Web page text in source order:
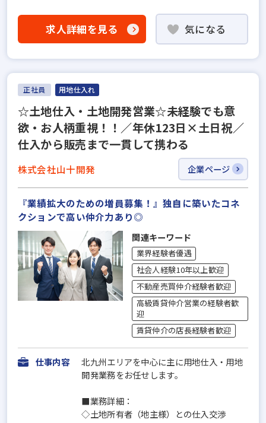
求人詳細を見る 気になる
正社員 用地仕入れ
☆土地仕入・土地開発営業☆未経験でも意
欲・お人柄重視！！／年休123日×土日祝／
仕入から販売まで一貫して携わる
株式会社山十開発 企業ページ
『業績拡大のための増員募集！』独自に築いたコネ
クションで高い仲介力あり◎
関連キーワード
業界経験者優遇
社会人経験10年以上歓迎
不動産売買仲介経験者歓迎
高級賃貸仲介営業の経験者歓
迎
賃貸仲介の店長経験者歓迎
仕事内容
北九州エリアを中心に主に用地仕入・用地
開発業務をお任せします。
■業務詳細：
◇土地所有者（地主様）との仕入交渉